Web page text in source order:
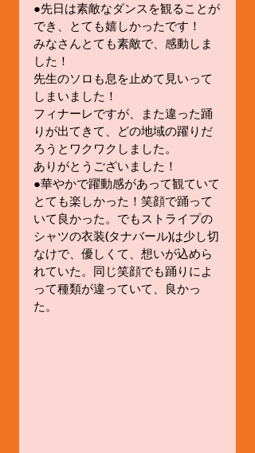
●先日は素敵なダンスを観ることが
でき、とても嬉しかったです！
みなさんとても素敵で、感動しま
した！
先生のソロも息を止めて見いって
しまいました！
フィナーレですが、また違った踊
りが出てきて、どの地域の躍りだ
ろうとワクワクしました。
ありがとうございました！
●華やかで躍動感があって観ていて
とても楽しかった！笑顔で踊って
いて良かった。でもストライプの
シャツの衣装(タナバール)は少し切
なけで、優しくて、想いが込めら
れていた。同じ笑顔でも踊りによ
って種類が違っていて、良かっ
た。